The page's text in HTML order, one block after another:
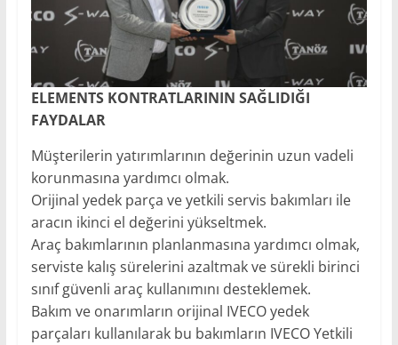
ELEMENTS KONTRATLARININ SAĞLIDIĞI
FAYDALAR
Müşterilerin yatırımlarının değerinin uzun vadeli
korunmasına yardımcı olmak.
Orijinal yedek parça ve yetkili servis bakımları ile
aracın ikinci el değerini yükseltmek.
Araç bakımlarının planlanmasına yardımcı olmak,
serviste kalış sürelerini azaltmak ve sürekli birinci
sınıf güvenli araç kullanımını desteklemek.
Bakım ve onarımların orijinal IVECO yedek
parçaları kullanılarak bu bakımların IVECO Yetkili